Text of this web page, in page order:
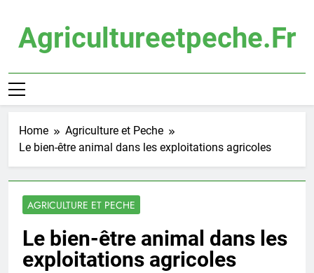
contentAgricultureetpeche.fr
Home
Agriculture et Peche
Le bien-être animal dans les exploitations agricoles
AGRICULTURE ET PECHE
Le bien-être animal dans les
exploitations agricoles